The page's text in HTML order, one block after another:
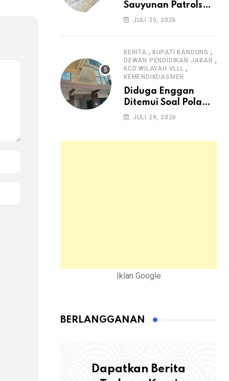
Sauyunan Patrolsari
Alokasikan 20
untuk Ketahanan
Pangan Hewani dan
Nabati
JULI 30, 2026
BERITA , BUPATI BANDUNG ,
DEWAN PENDIDIKAN JABAR ,
KCD WILAYAH VLLL ,
KEMENDIKDASMEN
Diduga Enggan
Ditemui Soal Pola
SPMB, Kepsek SMAN
JULI 29, 2026
Iklan Google
BERLANGGANAN
Dapatkan Berita